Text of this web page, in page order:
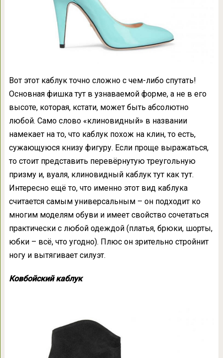
Вот этот каблук точно сложно с чем-либо спутать!
Основная фишка тут в узнаваемой форме, а не в его
высоте, которая, кстати, может быть абсолютно
любой. Само слово «клиновидный» в названии
намекает на то, что каблук похож на клин, то есть,
сужающуюся книзу фигуру. Если проще выражаться,
то стоит представить перевёрнутую треугольную
призму и, вуаля, клиновидный каблук тут как тут.
Интересно ещё то, что именно этот вид каблука
считается самым универсальным – он подходит ко
многим моделям обуви и имеет свойство сочетаться
практически с любой одеждой (платья, брюки, шорты,
юбки – всё, что угодно). Плюс он зрительно стройнит
ногу и вытягивает силуэт.
Ковбойский каблук